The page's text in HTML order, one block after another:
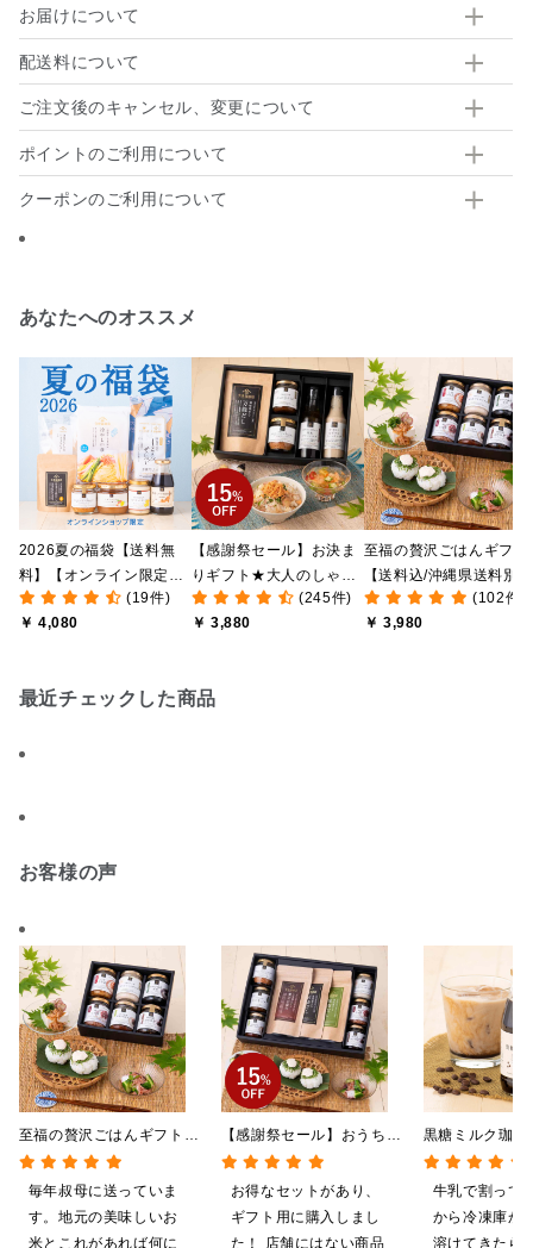
お届けについて
配送料について
ご注文後のキャンセル、変更について
ポイントのご利用について
クーポンのご利用について
あなたへのオススメ
2026夏の福袋【送料無
料】【オンライン限定】
【ポイントキャンペーン
実施中】【のし・ラッピ
(19件)
￥ 4,080
【感謝祭セール】お決ま
りギフト★大人のしゃけ
しゃけめんたい入り【送
料込/沖縄県送料別途】
(245件)
￥ 3,880
至福の贅沢ごはんギフト
【送料込/沖縄県送料別
途】【化粧箱包装付/オン
ライン限定】
(102件)
￥ 3,980
最近チェックした商品
お客様の声
【感謝祭セール】おうちで
贅沢ごはんギフト【送料無
料/沖縄県送料別途】【化
粧箱包装付/オンライン限
定】
お得なセットがあり、
ギフト用に購入しまし
た！ 店舗にはない商品
至福の贅沢ごはんギフト
【送料込/沖縄県送料別
途】【化粧箱包装付/オン
ライン限定】
毎年叔母に送っていま
す。地元の美味しいお
米とこれがあれば何に
黒糖ミルク珈
275ml （ドリ
希釈タイプ）
牛乳で割って
から冷凍庫か
溶けてきたら